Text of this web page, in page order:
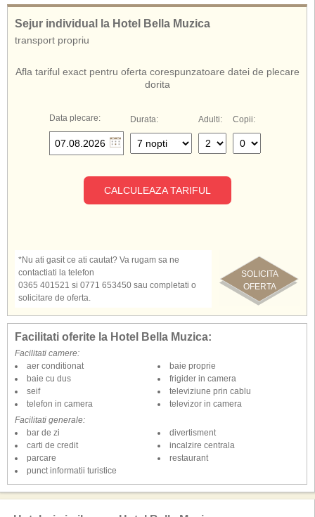
Sejur individual la Hotel Bella Muzica
transport propriu
Afla tariful exact pentru oferta corespunzatoare datei de plecare
dorita
Data plecare: Durata: Adulti: Copii:
CALCULEAZA TARIFUL
SOLICITA
OFERTA
*Nu ati gasit ce ati cautat? Va rugam sa ne
contactiati la telefon
0365 401521 si 0771 653450 sau completati o
solicitare de oferta.
Facilitati oferite la Hotel Bella Muzica:
Facilitati camere:
aer conditionat
baie cu dus
baie proprie
frigider in camera
seif
telefon in camera
televiziune prin cablu
televizor in camera
Facilitati generale:
bar de zi
carti de credit
divertisment
incalzire centrala
parcare
punct informatii turistice
restaurant